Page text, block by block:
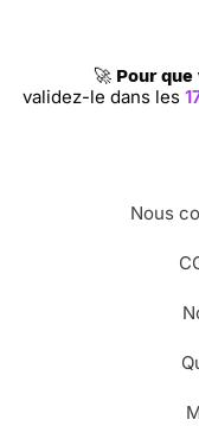
🚀 Pour
validez-le dans les
Nous